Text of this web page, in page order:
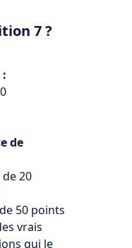
7 ?
de
20
50 points
vrais
qui le